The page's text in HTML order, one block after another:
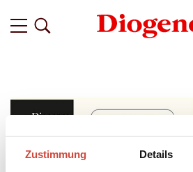
Zustimmung Details